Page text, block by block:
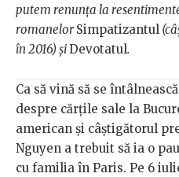
putem renunța la
romanelorSimpatizantul
în 2016) șiDevotatul.
Ca să vină să se
despre cărțile sale la
american și câștigătorul
Nguyen a trebuit să ia o
cu familia în Paris. Pe 6